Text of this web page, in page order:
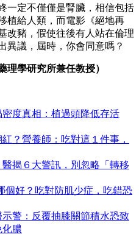
一定不僅僅是腎臟，相信包括
植給人類，而電影《絕地再
改豬，假使往後有人站在倫理
異議，屆時，你會同意嗎？
理學研究所兼任教授）
度真相：植過頭降低存活
？營養師：吃對這１件事，
揭６大警訊，別忽略「轉移
個好？吃對防肌少症，吃錯恐
警：反覆抽膝關節積水恐致
膿